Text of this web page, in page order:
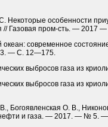
Некоторые особенности
// Газовая пром-сть. —
современное
3. — С. 12—175.
выбросов газа из
выбросов газа из
Богоявленская О. В.,
нефти и газа. — 2017. — № 5.